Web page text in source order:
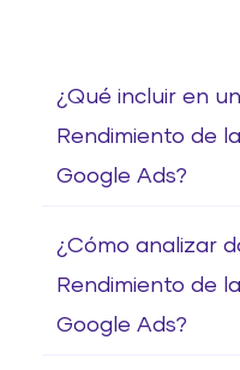
¿Qué incluir en
Rendimiento de
Google Ads?
¿Cómo analizar
Rendimiento de
Google Ads?